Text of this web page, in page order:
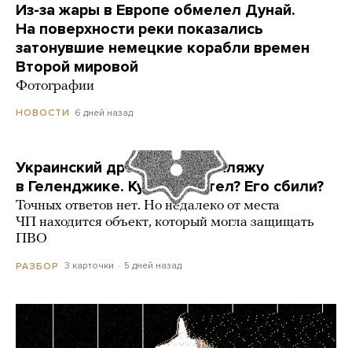
Из-за жары в Европе обмелел Дунай.
На поверхности реки показались
затонувшие немецкие корабли времен
Второй мировой
Фотографии
НОВОСТИ 6 дней назад
Украинский дрон попал по пляжу
в Геленджике. Куда он летел? Его сбили?
Точных ответов нет. Но недалеко от места
ЧП находится объект, который могла защищать
ПВО
РАЗБОР 3 карточки 5 дней назад